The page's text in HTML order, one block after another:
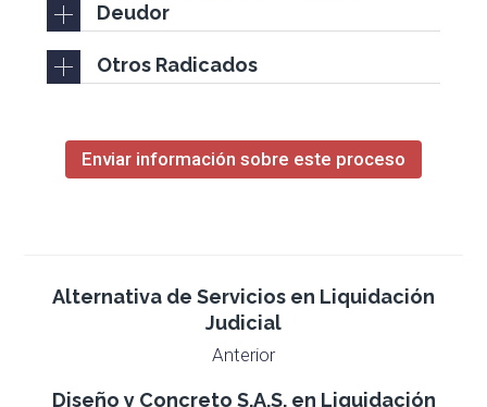
Deudor
Otros Radicados
Enviar información sobre este proceso
Alternativa de Servicios en Liquidación
Judicial
Anterior
Diseño y Concreto S.A.S. en Liquidación